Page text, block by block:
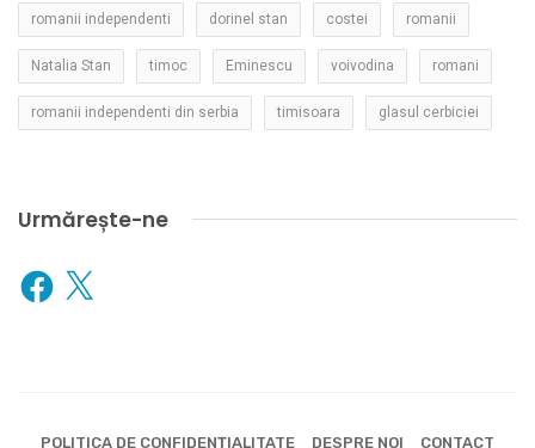
romanii independenti dorinel stan costei romanii
Natalia Stan timoc Eminescu voivodina romani
romanii independenti din serbia timisoara glasul cerbiciei
Urmărește-ne
Facebook
X
POLITICA DE CONFIDENȚIALITATE DESPRE NOI CONTACT